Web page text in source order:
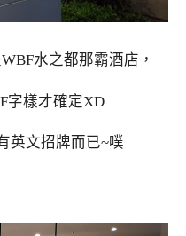
水之都那霸酒店，
字樣才確定XD
英文招牌而已~噗